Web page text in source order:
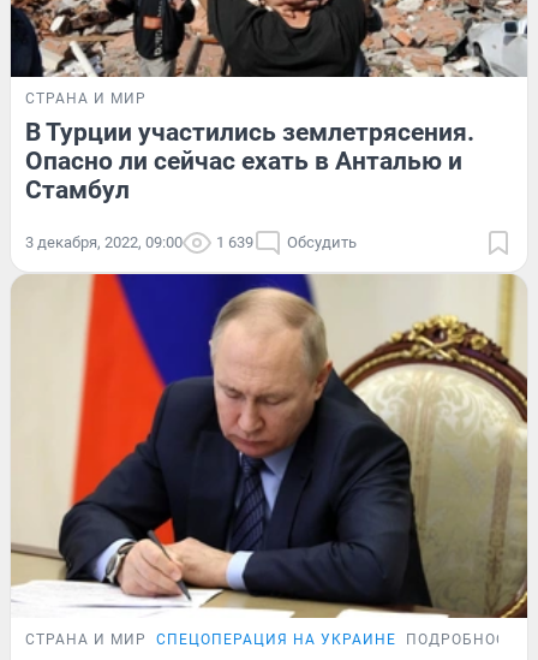
СТРАНА И МИР
В Турции участились землетрясения.
Опасно ли сейчас ехать в Анталью и
Стамбул
3 декабря, 2022, 09:00 1 639 Обсудить
СТРАНА И МИР СПЕЦОПЕРАЦИЯ НА УКРАИНЕ ПОДРОБНОСТИ